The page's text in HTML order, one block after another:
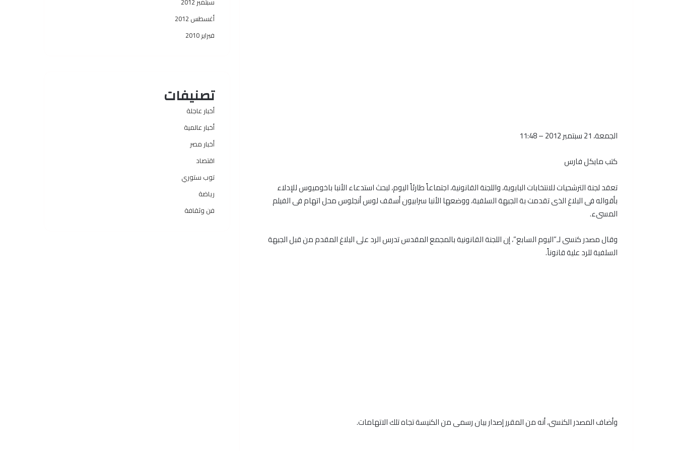
الجمعة، 21 سبتمبر 2012 – 11:48
كتب مايكل فارس
تعقد لجنة الترشحيات للانتخابات البابوية، واللجنة القانونية، اجتماعاً طارئاً اليوم، لبحث استدعاء الأنبا باخوميوس للإدلاء
بأقواله فى البلاغ الذى تقدمت بة الجبهة السلفية، ووضعها الأنبا سرابيون أسقف لوس أنجلوس محل اتهام فى الفيلم
المسىء.
وقال مصدر كنسى لـ”اليوم السابع”، إن اللجنة القانونية بالمجمع المقدس تدرس الرد على البلاغ المقدم من قبل الجبهة
السلفية للرد علية قانوناً.
وأضاف المصدر الكنسى، أنه من المقرر إصدار بيان رسمى من الكنيسة تجاه تلك الاتهامات.
أغسطس 2012
فبراير 2010
تصنيفات
أخبار عاجلة
أخبار عالمية
أخبار مصر
اقتصاد
توب ستوري
رياضة
فن وثقافة